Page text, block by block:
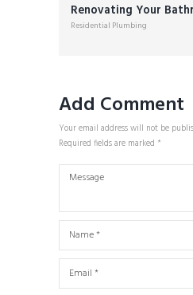
Renovating Your
Residential Plumbing
Add Comment
Your email address will not be
Required fields are marked *